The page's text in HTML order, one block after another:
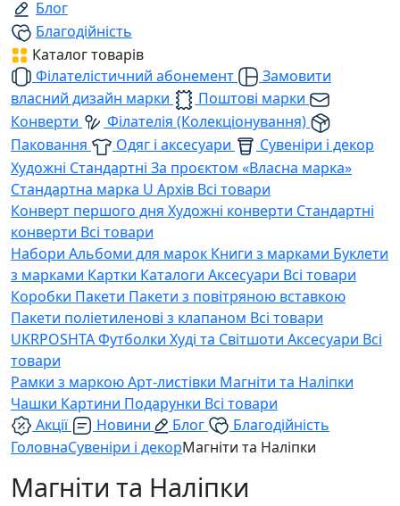
Блог
Благодійність
Каталог товарів
Філателістичний абонемент
Замовити
власний дизайн марки
Поштові марки
Конверти
Філателія (Колекціонування)
Паковання
Одяг і аксесуари
Сувеніри і декор
Художні Стандартні За проєктом «Власна марка»
Стандартна марка U Архів Всі товари
Конверт першого дня Художні конверти Стандартні
конверти Всі товари
Набори Альбоми для марок Книги з марками Буклети
з марками Картки Каталоги Аксесуари Всі товари
Коробки Пакети Пакети з повітряною вставкою
Пакети поліетиленові з клапаном Всі товари
UKRPOSHTAФутболки Худі та Світшоти Аксесуари Всі
товари
Рамки з маркоюАрт-листівки Магніти та Наліпки
Чашки Картини Подарунки Всі товари
Акції
Новини Блог
Благодійність
ГоловнаСувеніри і декорМагніти та Наліпки
Магніти та Наліпки